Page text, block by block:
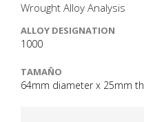
Wrought Alloy Analysis
ALLOY DESIGNATION
1000
TAMAÑO
64mm diameter x 25mm